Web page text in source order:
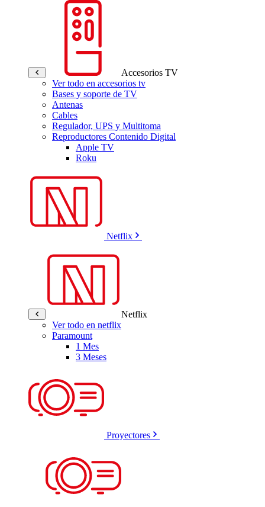
Accesorios TV
Ver todo en accesorios tv
Bases y soporte de TV
Antenas
Cables
Regulador, UPS y Multitoma
Reproductores Contenido Digital
Apple TV
Roku
Netflix
Netflix
Ver todo en netflix
Paramount
1 Mes
3 Meses
Proyectores